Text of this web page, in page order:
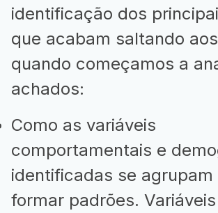
identificação dos
que acabam saltando
quando começamos a
achados:
Como as variáveis
comportamentais e
identificadas se agrupam
formar padrões. Variáveis